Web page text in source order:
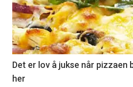
Det er lov å jukse når pizzaen
her